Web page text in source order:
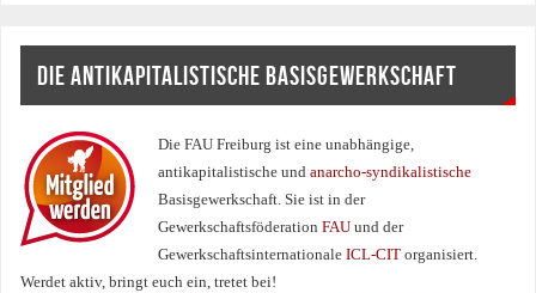
DIE ANTIKAPITALISTISCHE BASISGEWERKSCHAFT
Die FAU Freiburg ist eine un­abhängige,
antikapitalistische undanarcho-syndikalistische
Basisgewerkschaft. Sie ist in der
GewerkschaftsföderationFAUund der
Gewerkschaftsinternationale ICL-CITorganisiert.
Werdet aktiv, bringt euch ein, tretet bei!